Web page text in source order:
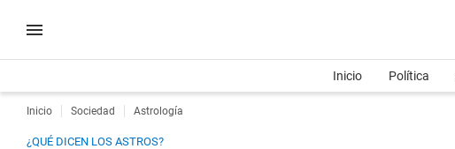
Inicio Política
Inicio Sociedad Astrología
¿QUÉ DICEN LOS ASTROS?